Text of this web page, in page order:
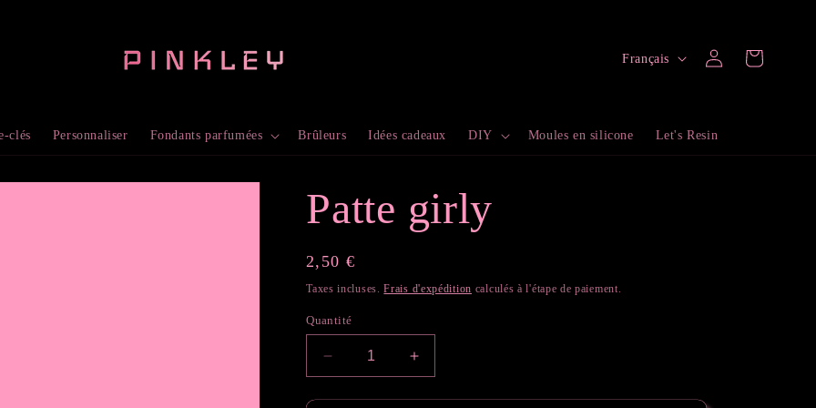
clés Personnaliser Fondants parfumées Brûleurs Idées cadeaux DIY Moules en silicone Let's Resin
L
Français Connexion Panier
Patte girly
Prix
habituel
2,50 €
Taxes incluses.Frais d'expédition calculés à l'étape de paiement.
Quantité
Réduire
la
quantité
Augmenter
la
quantité